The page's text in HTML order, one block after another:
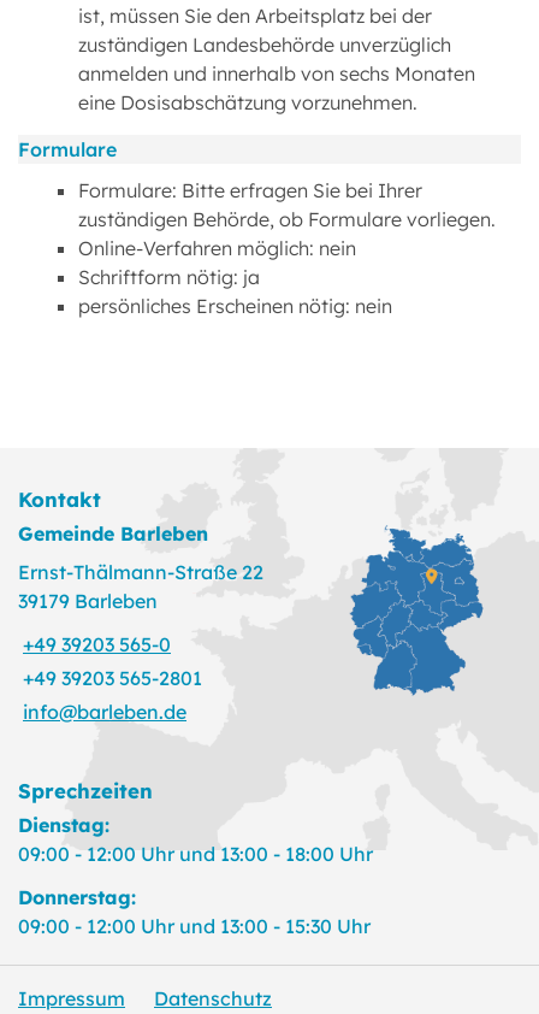
ist, müssen Sie den Arbeitsplatz bei der
zuständigen Landesbehörde unverzüglich
anmelden und innerhalb von sechs Monaten
eine Dosisabschätzung vorzunehmen.
Formulare
Formulare: Bitte erfragen Sie bei Ihrer
zuständigen Behörde, ob Formulare vorliegen.
Online-Verfahren möglich: nein
Schriftform nötig: ja
persönliches Erscheinen nötig: nein
Kontakt
Gemeinde Barleben
Ernst-Thälmann-Straße 22
39179 Barleben
+49 39203 565-0
+49 39203 565-2801
info@barleben.de
Sprechzeiten
Dienstag:
09:00 - 12:00 Uhr und 13:00 - 18:00 Uhr
Donnerstag:
09:00 - 12:00 Uhr und 13:00 - 15:30 Uhr
Impressum Datenschutz